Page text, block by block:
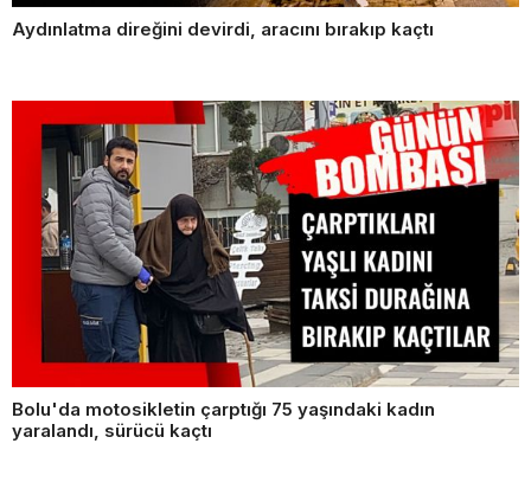
Aydınlatma direğini devirdi, aracını bırakıp kaçtı
Bolu'da motosikletin çarptığı 75 yaşındaki kadın
yaralandı, sürücü kaçtı